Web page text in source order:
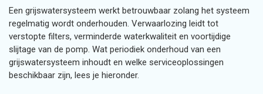
Een grijswatersysteem werkt betrouwbaar zolang het systeem
regelmatig wordt onderhouden. Verwaarlozing leidt tot
verstopte filters, verminderde waterkwaliteit en voortijdige
slijtage van de pomp. Wat periodiek onderhoud van een
grijswatersysteem inhoudt en welke serviceoplossingen
beschikbaar zijn, lees je hieronder.